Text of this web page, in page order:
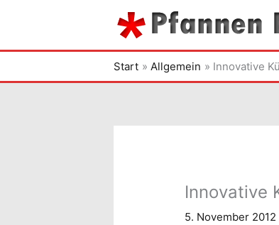
springen
Start Allgemein Innovative
Innovative
5. November 2012